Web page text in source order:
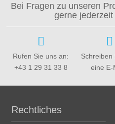
Bei Fragen zu unseren
gerne
Rufen Sie uns an:
+43 1 29 31 33 8
Schreiben
eine E-
Rechtliches